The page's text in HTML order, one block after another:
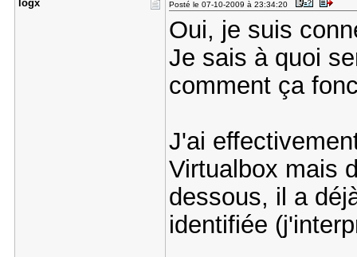
logx Posté le 07-10-2009 à 23:34:20
Oui, je suis
Je sais à quoi
comment ça
J'ai
Virtualbox mais
dessous, il a
identifiée